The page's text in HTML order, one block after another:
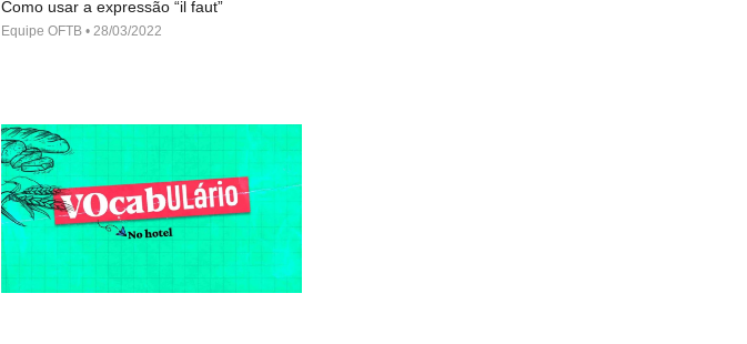
Como usar a expressão “il faut”
Equipe OFTB 28/03/2022